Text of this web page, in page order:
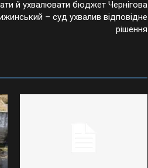
й ухвалювати бюджет Чернігова
– суд ухвалив відповідне
рішення